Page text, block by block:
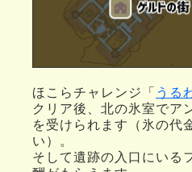
ほこらチャレンジ「 うる
クリア後、北の氷室でア
を受けられます（氷の代
い）。
そして遺跡の入口にいる